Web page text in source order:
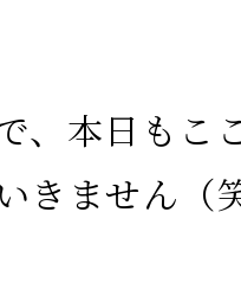
、本日もこ
きません（